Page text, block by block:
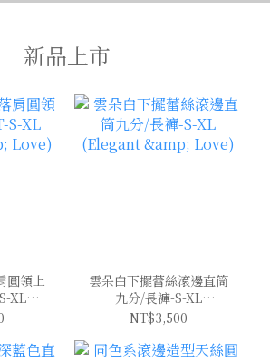
新品上市
圓領上
XL
雲朵白下擺蕾絲滾邊直筒
九分/長褲-S-XL
(Elegant & Love)
NT$3,500